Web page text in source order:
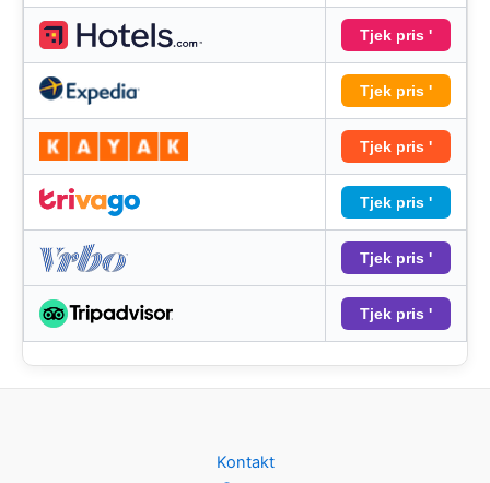
Tjek pris '
Tjek pris '
Tjek pris '
Tjek pris '
Tjek pris '
Tjek pris '
Kontakt